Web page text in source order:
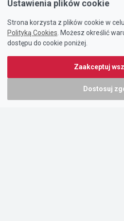
Ustawienia plików cookie
Strona korzysta z plików cookie w
Polityką Cookies . Możesz określić
dostępu do cookie poniżej.
Zaakceptuj
Dostosuj